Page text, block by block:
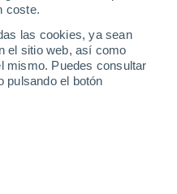
coste.
las cookies, ya sean
el sitio web, así como
mismo. Puedes consultar
pulsando el botón
GEOP. 500
VIENTO 10M |